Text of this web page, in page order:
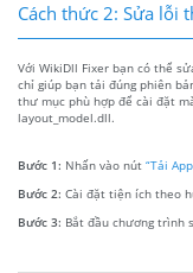
Cách thức 2: Sửa lỗi
Với WikiDll Fixer bạn có thể
chỉ giúp bạn tải đúng phiên
thư mục phù hợp để cài đặt
layout_model.dll.
Bước 1: Nhấn vào nút “Tải
Bước 2: Cài đặt tiện ích theo
Bước 3: Bắt đầu chương trình